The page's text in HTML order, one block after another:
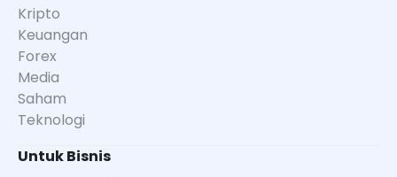
Kripto
Keuangan
Forex
Media
Saham
Teknologi
Untuk Bisnis